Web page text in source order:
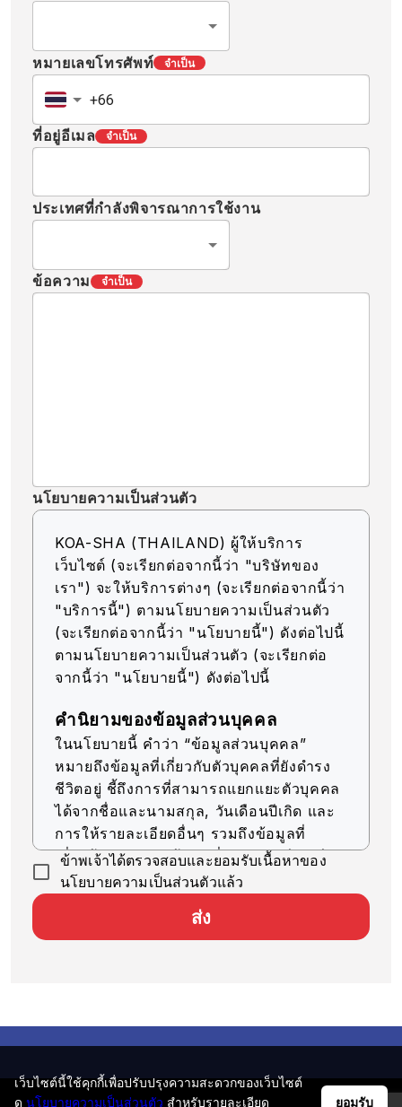
หมายเลขโทรศัพท์ จำเป็น
ที่อยู่อีเมล จำเป็น
ประเทศที่กำลังพิจารณาการใช้งาน
ข้อความ จำเป็น
นโยบายความเป็นส่วนตัว
KOA-SHA (THAILAND) ผู้ให้บริการ
เว็บไซต์ (จะเรียกต่อจากนี้ว่า "บริษัทของ
เรา") จะให้บริการต่างๆ (จะเรียกต่อจากนี้ว่า
"บริการนี้") ตามนโยบายความเป็นส่วนตัว
(จะเรียกต่อจากนี้ว่า "นโยบายนี้") ดังต่อไปนี้
ตามนโยบายความเป็นส่วนตัว (จะเรียกต่อ
จากนี้ว่า "นโยบายนี้") ดังต่อไปนี้
คำนิยามของข้อมูลส่วนบุคคล
ในนโยบายนี้ คำว่า “ข้อมูลส่วนบุคคล”
หมายถึงข้อมูลที่เกี่ยวกับตัวบุคคลที่ยังดำรง
ชีวิตอยู่ ชี้ถึงการที่สามารถแยกแยะตัวบุคคล
ได้จากชื่อและนามสกุล, วันเดือนปีเกิด และ
การให้รายละเอียดอื่นๆ รวมถึงข้อมูลที่
เกี่ยวข้อง (รวมถึงข้อมูลที่สามารถเทียบเคียง
กับข้อมูลอื่นๆ ได้ง่าย ซึ่งจะช่วยให้สามารถ
การรับข้อมูลส่วนบุคคล
การใช้ข้อมูลส่วนบุคคล
เท่าที่จำเป็นสำหรับการดำเนินธุรกิจ ภายใน
ขอบเขตวัตถุประสงค์ที่ระบุไว้ ดังต่อไปนี้
ข้าพเจ้าได้ตรวจสอบและยอมรับเนื้อหาของ
นโยบายความเป็นส่วนตัวแล้ว
ส่ง
เว็บไซต์นี้ใช้คุกกี้เพื่อปรับปรุงความสะดวกของเว็บไซต์
ดู นโยบายความเป็นส่วนตัว สำหรับรายละเอียด ยอมรับ